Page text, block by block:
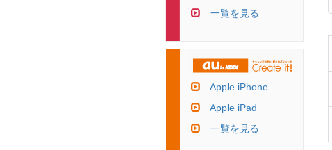
一覧を見る
Apple iPhone
Apple iPad
一覧を見る